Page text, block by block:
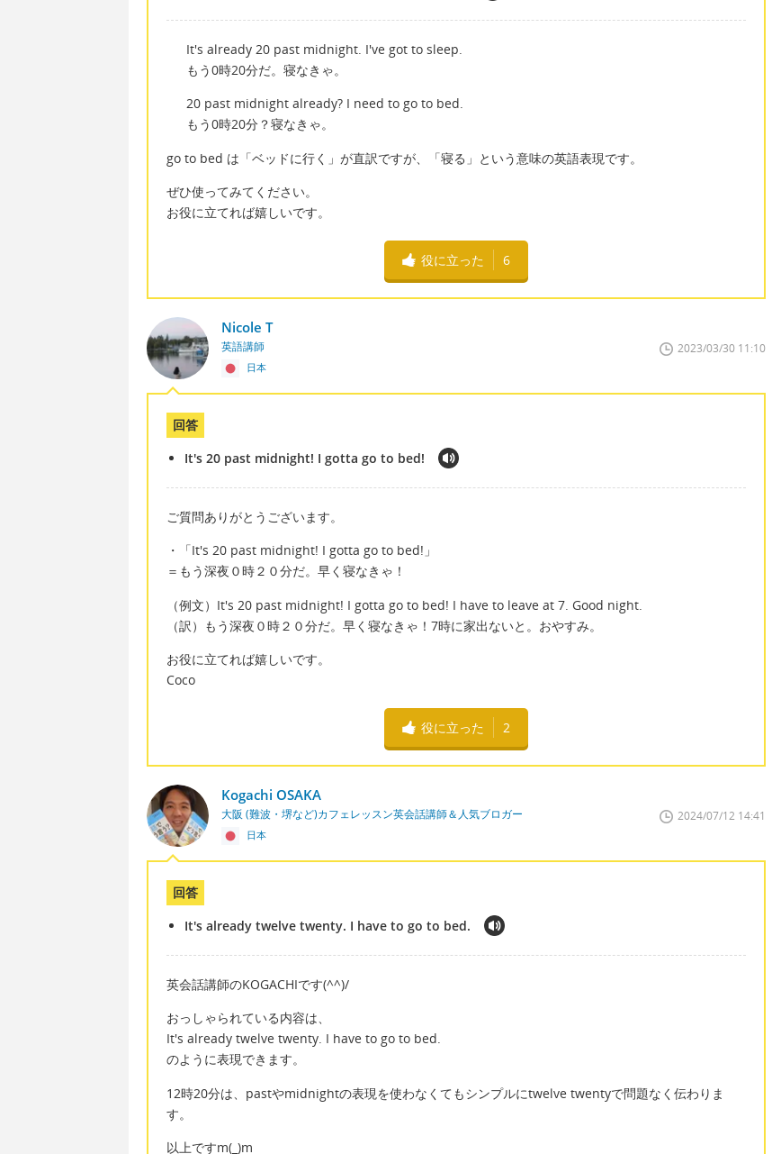
It's already 20 past midnight. I've got to sleep.
もう0時20分だ。寝なきゃ。
20 past midnight already? I need to go to bed.
もう0時20分？寝なきゃ。
go to bed は「ベッドに行く」が直訳ですが、「寝る」という意味の英語表現です。
ぜひ使ってみてください。
お役に立てれば嬉しいです。
役に立った 6
Nicole T
英語講師
日本
2023/03/30 11:10
回答
It's 20 past midnight! I gotta go to bed!
ご質問ありがとうございます。
・「It's 20 past midnight! I gotta go to bed!」
＝もう深夜０時２０分だ。早く寝なきゃ！
（例文）It's 20 past midnight! I gotta go to bed! I have to leave at 7. Good night.
（訳）もう深夜０時２０分だ。早く寝なきゃ！7時に家出ないと。おやすみ。
お役に立てれば嬉しいです。
Coco
役に立った 2
Kogachi OSAKA
大阪 (難波・堺など)カフェレッスン英会話講師＆人気ブロガー
日本
2024/07/12 14:41
回答
It's already twelve twenty. I have to go to bed.
英会話講師のKOGACHIです(^^)/
おっしゃられている内容は、
It's already twelve twenty. I have to go to bed.
のように表現できます。
12時20分は、pastやmidnightの表現を使わなくてもシンプルにtwelve twentyで問題なく伝わりま
す。
以上ですm(_)m